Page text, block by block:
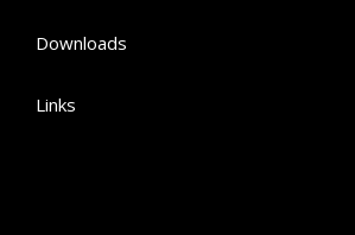
Downloads
Links